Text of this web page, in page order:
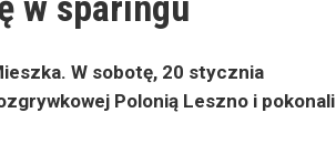
W sobotę, 20 stycznia
Polonią Leszno i pokonali